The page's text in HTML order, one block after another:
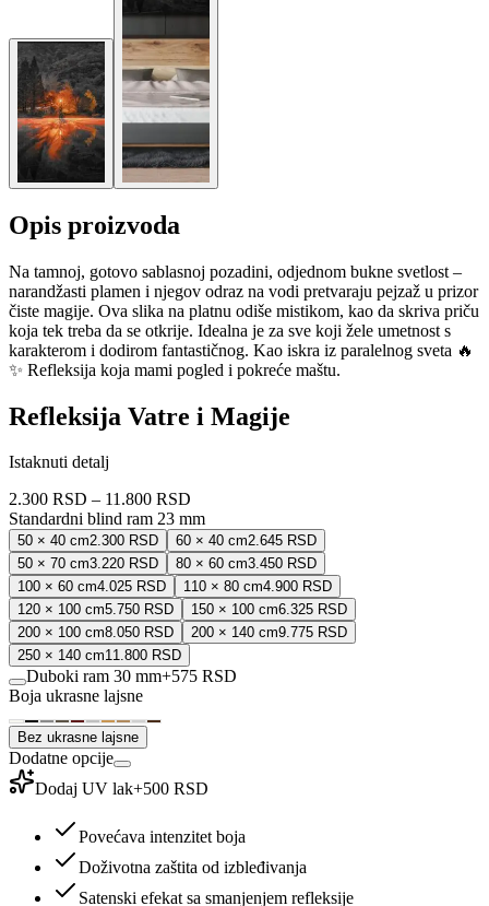
Opis proizvoda
Na tamnoj, gotovo sablasnoj pozadini, odjednom bukne svetlost –
narandžasti plamen i njegov odraz na vodi pretvaraju pejzaž u prizor
čiste magije. Ova slika na platnu odiše mistikom, kao da skriva priču
koja tek treba da se otkrije. Idealna je za sve koji žele umetnost s
karakterom i dodirom fantastičnog. Kao iskra iz paralelnog sveta 🔥
✨ Refleksija koja mami pogled i pokreće maštu.
Refleksija Vatre i Magije
Istaknuti detalj
2.300 RSD – 11.800 RSD
Standardni blind ram 23 mm
50 × 40 cm2.300 RSD 60 × 40 cm2.645 RSD
50 × 70 cm3.220 RSD 80 × 60 cm3.450 RSD
100 × 60 cm4.025 RSD 110 × 80 cm4.900 RSD
120 × 100 cm5.750 RSD 150 × 100 cm6.325 RSD
200 × 100 cm8.050 RSD 200 × 140 cm9.775 RSD
250 × 140 cm11.800 RSD
Duboki ram 30 mm+575 RSD
Boja ukrasne lajsne
Bez ukrasne lajsne
Dodatne opcije
Dodaj UV lak+500 RSD
Povećava intenzitet boja
Doživotna zaštita od izbleđivanja
Satenski efekat sa smanjenjem refleksije